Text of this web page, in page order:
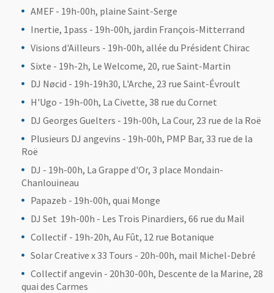
AMEF - 19h-00h, plaine Saint-Serge
Inertie, 1pass - 19h-00h, jardin François-Mitterrand
Visions d'Ailleurs - 19h-00h, allée du Président Chirac
Sixte - 19h-2h, Le Welcome, 20, rue Saint-Martin
DJ Nøcid - 19h-19h30, L'Arche, 23 rue Saint-Évroult
H'Ugo - 19h-00h, La Civette, 38 rue du Cornet
DJ Georges Guelters - 19h-00h, La Cour, 23 rue de la Roë
Plusieurs DJ angevins - 19h-00h, PMP Bar, 33 rue de la
Roë
DJ - 19h-00h, La Grappe d'Or, 3 place Mondain-
Chanlouineau
Papazeb - 19h-00h, quai Monge
DJ Set 19h-00h - Les Trois Pinardiers, 66 rue du Mail
Collectif - 19h-20h, Au Fût, 12 rue Botanique
Solar Creative x 33 Tours - 20h-00h, mail Michel-Debré
Collectif angevin - 20h30-00h, Descente de la Marine, 28
quai des Carmes